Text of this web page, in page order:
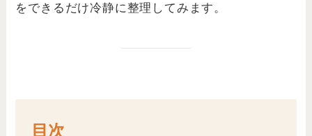
をできるだけ冷静に整理してみます。
目次